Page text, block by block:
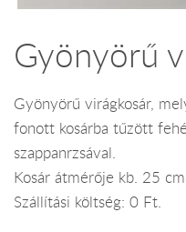
Gyönyörű
Gyönyörű virágkosár,
fonott kosárba tűzött
szappanrzsával.
Kosár átmérője kb. 25
Szállítási költség: 0 Ft.